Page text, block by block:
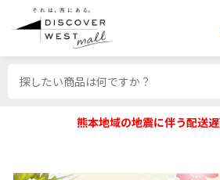
熊本地域の地震に伴う配送